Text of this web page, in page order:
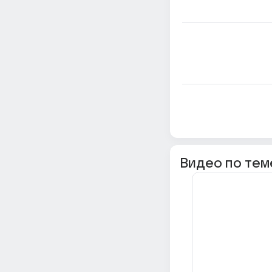
Видео по